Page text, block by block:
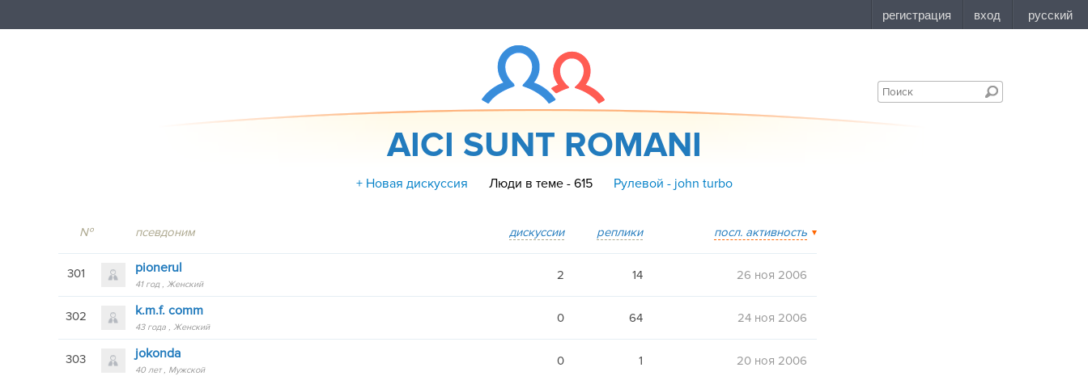
AICI SUNT ROMANI
+ Новая дискуссия Люди в теме - 615 Рулевой - john turbo
№ псевдоним дискуссии реплики посл. активность
301 pionerul
41 год Женский
2 14 26 ноя 2006
302 k.m.f. comm
43 года Женский
0 64 24 ноя 2006
303 jokonda
40 лет Мужской
0 1 20 ноя 2006